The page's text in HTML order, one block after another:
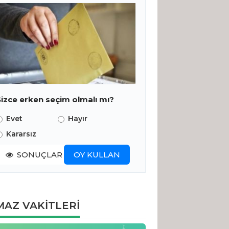
erken seçim olmalı mı?
Evet
Hayır
Kararsız
SONUÇLAR OY KULLAN
VAKİTLERİ